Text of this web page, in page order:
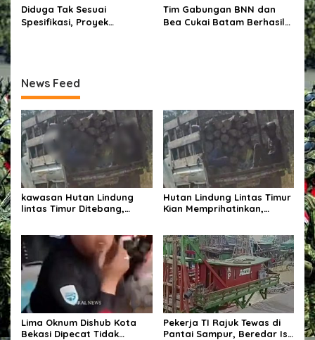
Diduga Tak Sesuai
Spesifikasi, Proyek
Tim Gabungan BNN dan
Bea Cukai Batam Berhasil
News Feed
kawasan Hutan Lindung
lintas Timur Ditebang,
Hutan Lindung Lintas Timur
Kian Memprihatinkan,
Lima Oknum Dishub Kota
Bekasi Dipecat Tidak
Pekerja TI Rajuk Tewas di
Pantai Sampur, Beredar Isu